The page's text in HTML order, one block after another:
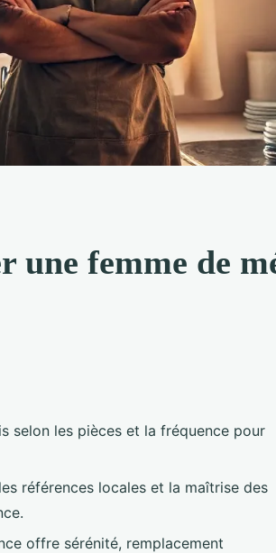
une femme de
selon les pièces et la fréquence pour
références locales et la maîtrise des
offre sérénité, remplacement